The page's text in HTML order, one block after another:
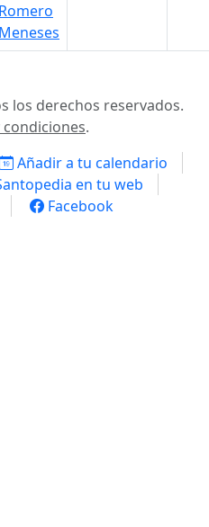
Romero
Meneses
los derechos reservados.
.
Añadir a tu calendario
en tu web
Facebook